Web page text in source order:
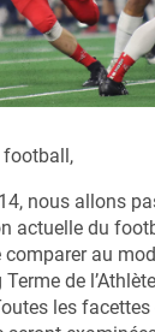
football,
nous allons
actuelle du
au
de
les